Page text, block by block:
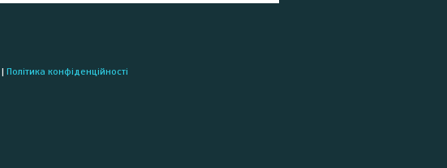
| Політика конфіденційності